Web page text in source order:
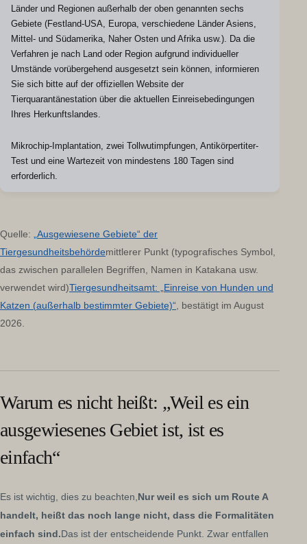
Länder und Regionen außerhalb der oben genannten sechs
Gebiete (Festland-USA, Europa, verschiedene Länder Asiens,
Mittel- und Südamerika, Naher Osten und Afrika usw.). Da die
Verfahren je nach Land oder Region aufgrund individueller
Umstände vorübergehend ausgesetzt sein können, informieren
Sie sich bitte auf der offiziellen Website der
Tierquarantänestation über die aktuellen Einreisebedingungen
Ihres Herkunftslandes.
Mikrochip-Implantation, zwei Tollwutimpfungen, Antikörpertiter-
Test und eine Wartezeit von mindestens 180 Tagen sind
erforderlich.
Quelle:
„Ausgewiesene Gebiete“ der
Tiergesundheitsbehördemittlerer Punkt (typografisches Symbol,
das zwischen parallelen Begriffen, Namen in Katakana usw.
verwendet wird)Tiergesundheitsamt: „Einreise von Hunden und
Katzen (außerhalb bestimmter Gebiete)“ , bestätigt im August
2026.
Warum es nicht heißt: „Weil es ein
ausgewiesenes Gebiet ist, ist es
einfach“
Es ist wichtig, dies zu beachten, Nur weil es sich um Route A
handelt, heißt das noch lange nicht, dass die Formalitäten
einfach sind.Das ist der entscheidende Punkt. Zwar entfallen